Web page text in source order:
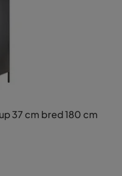
37 cm bred 180 cm